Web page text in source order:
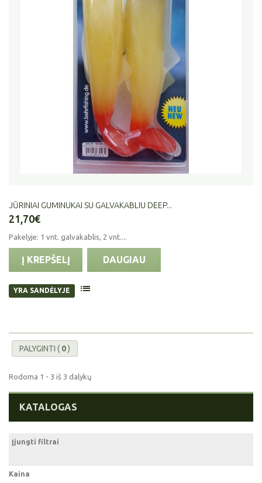
JŪRINIAI GUMINUKAI SU GALVAKABLIU DEEP...
21,70€
Pakelyje: 1 vnt. galvakablis, 2 vnt....
Į KREPŠELĮ DAUGIAU
YRA SANDĖLYJE
PALYGINTI ( 0)
Rodoma 1 - 3 iš 3 dalykų
KATALOGAS
Įjungti filtrai
Kaina